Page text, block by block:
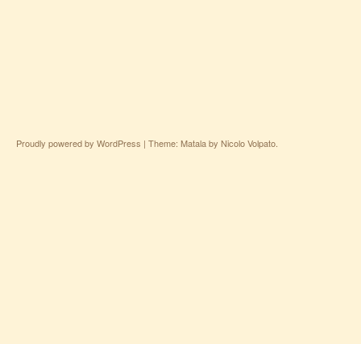
Proudly powered by WordPress | Theme: Matala by Nicolo Volpato.